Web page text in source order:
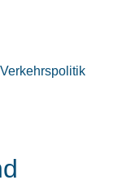
Verkehrspolitik